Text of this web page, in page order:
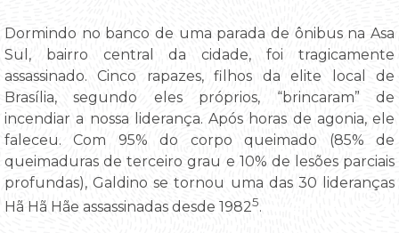
Dormindo no banco de uma parada de ônibus na Asa
Sul, bairro central da cidade, foi tragicamente
assassinado. Cinco rapazes, filhos da elite local de
Brasília, segundo eles próprios, “brincaram” de
incendiar a nossa liderança. Após horas de agonia, ele
faleceu. Com 95% do corpo queimado (85% de
queimaduras de terceiro grau e 10% de lesões parciais
profundas), Galdino se tornou uma das 30 lideranças
Hã Hã Hãe assassinadas desde 19825.